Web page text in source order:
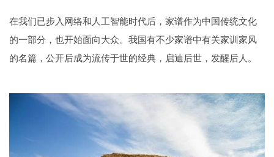
在我们已步入网络和人工智能时代后，家谱作为中国传统文化
的一部分，也开始面向大众。我国有不少家谱中有关家训家风
的名篇，公开后成为流传于世的经典，启迪后世，发醒后人。